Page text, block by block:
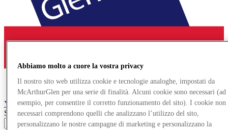
YorkDesigner Outlet
Search input
Abbiamo molto a cuore la vostra privacy
Il nostro sito web utilizza cookie e tecnologie analoghe, impostati da
McArthurGlen per una serie di finalità. Alcuni cookie sono necessari (ad
esempio, per consentire il corretto funzionamento del sito). I cookie non
necessari comprendono quelli che analizzano l’utilizzo del sito,
personalizzano le nostre campagne di marketing e personalizzano la